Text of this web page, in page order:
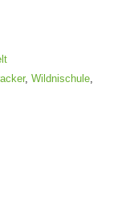
, Wildnischule